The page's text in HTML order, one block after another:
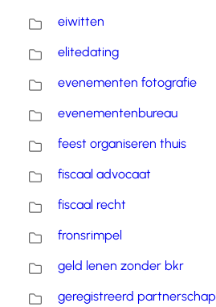
eiwitten
elitedating
evenementen fotografie
evenementenbureau
feest organiseren thuis
fiscaal advocaat
fiscaal recht
fronsrimpel
geld lenen zonder bkr
geregistreerd partnerschap